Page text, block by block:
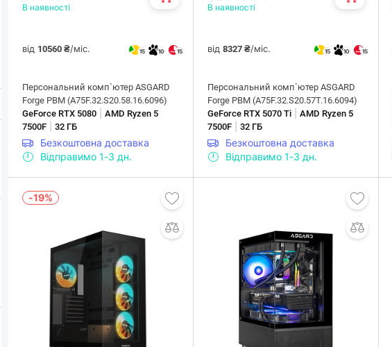
В наявності
від 10560 ₴/міс. 15 10 15
Персональний комп`ютер ASGARD
Forge PBM (A75F.32.S20.58.16.6096)
GeForce RTX 5080
AMD Ryzen 5
7500F
32 ГБ
Безкоштовна доставка
Відправимо 1-3 дн.
В наявності
від8327 ₴/міс. 15 10 15
Персональний комп`ютер ASGARD
Forge PBM (A75F.32.S20.57T.16.6094)
GeForce RTX 5070 Ti |AMD Ryzen 5
7500F |32 ГБ
Безкоштовна доставка
Відправимо 1-3 дн.
-19%